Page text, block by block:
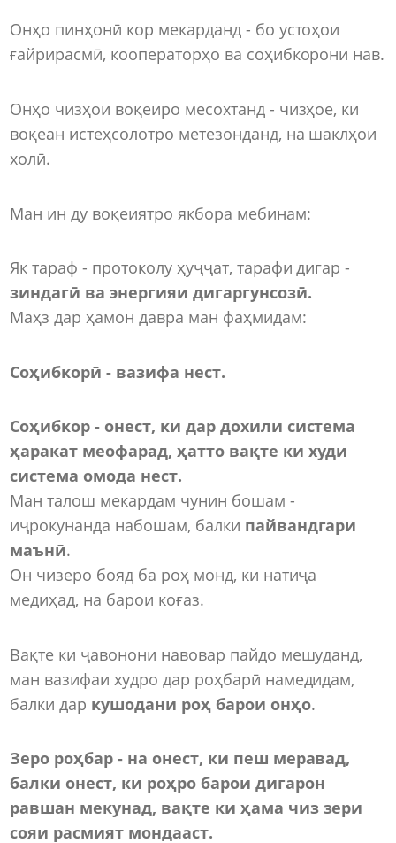
Онҳо пинҳонӣ кор мекарданд - бо устоҳои
ғайрирасмӣ, кооператорҳо ва соҳибкорони нав.
Онҳо чизҳои воқеиро месохтанд - чизҳое, ки
воқеан истеҳсолотро метезонданд, на шаклҳои
холӣ.
Ман ин ду воқеиятро якбора мебинам:
Як тараф - протоколу ҳуҷҷат, тарафи дигар -
зиндагӣ ва энергияи дигаргунсозӣ.
Маҳз дар ҳамон давра ман фаҳмидам:
Соҳибкорӣ -вазифа нест.
Соҳибкор- онест, ки дар дохили система
ҳаракат меофарад, ҳатто вақте ки худи
система омода нест.
Ман талош мекардам чунин бошам -
иҷрокунанда набошам, балки пайвандгари
маънӣ.
Он чизеро бояд ба роҳ монд, ки натиҷа
медиҳад, на барои коғаз.
Вақте ки ҷавонони навовар пайдо мешуданд,
ман вазифаи худро дар роҳбарӣ намедидам,
балки дар кушодани роҳ барои онҳо.
Зеро роҳбар - на онест, ки пеш меравад,
балки онест, ки роҳро барои дигарон
равшан мекунад, вақте ки ҳама чиз зери
сояи расмият мондааст.